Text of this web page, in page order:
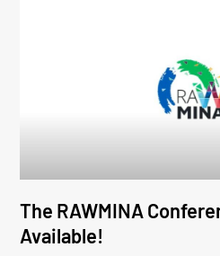
The RAWMINA
Available!